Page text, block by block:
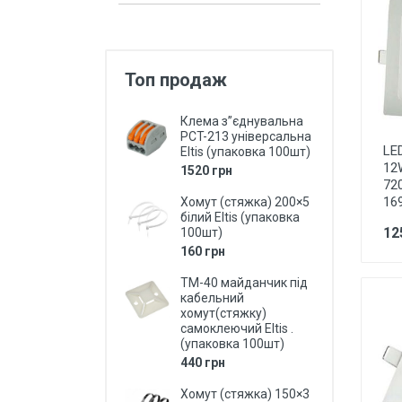
Магнітні пускачі, контактори,
Кнопки, перемикачі, пости...
Дзвоники, кнопки до дзвоників
Коробки монтажні і розподільчі
Щитки, бокси, панелі пластикові
Щитки, бокси металеві
Дверки ревізійні (металеві та
пластмасові)
LED Лампи (світлодіодні)
LED Панелі (світлодіодні)
Топ продаж
Клема з”єднувальна
PCT-213 універсальна
Eltis (упаковка 100шт)
1520 грн
Хомут (стяжка) 200×5
білий Eltis (упаковка
100шт)
160 грн
ТМ-40 майданчик під
кабельний
хомут(стяжку)
самоклеючий Eltis .
(упаковка 100шт)
440 грн
Хомут (стяжка) 150×3